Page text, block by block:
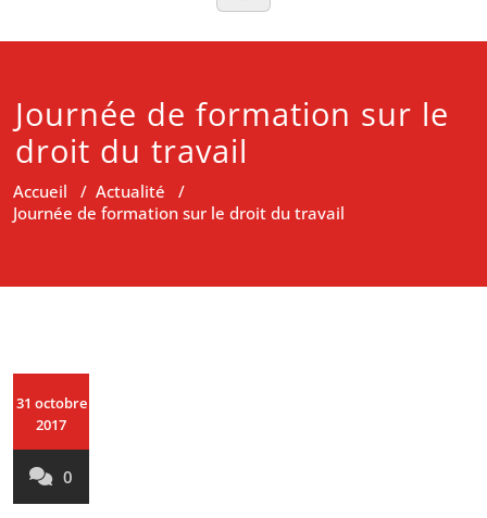
Journée de formation sur le
droit du travail
Accueil / Actualité /
Journée de formation sur le droit du travail
31 octobre
2017
0